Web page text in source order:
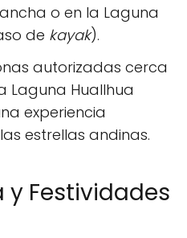
o en la Laguna
de kayak).
autorizadas cerca
Laguna Huallhua
experiencia
estrellas andinas.
y Festividades